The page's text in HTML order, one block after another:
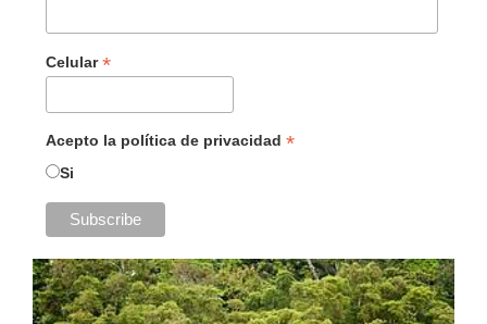
Celular*
Acepto la política de privacidad *
Si